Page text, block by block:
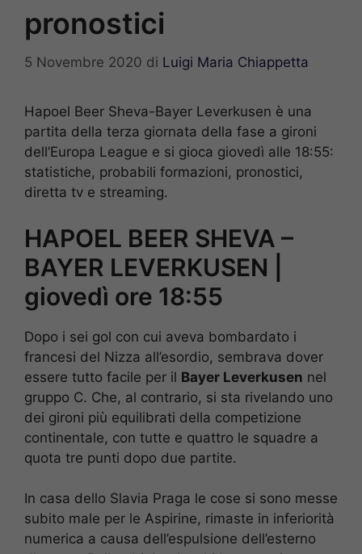
pronostici
5 Novembre 2020 di Luigi Maria Chiappetta
Hapoel Beer Sheva-Bayer Leverkusen è una
partita della terza giornata della fase a gironi
dell’Europa League e si gioca giovedì alle 18:55:
statistiche, probabili formazioni, pronostici,
diretta tv e streaming.
HAPOEL BEER SHEVA –
BAYER LEVERKUSEN |
giovedì ore 18:55
Dopo i sei gol con cui aveva bombardato i
francesi del Nizza all’esordio, sembrava dover
essere tutto facile per il Bayer Leverkusen nel
gruppo C. Che, al contrario, si sta rivelando uno
dei gironi più equilibrati della competizione
continentale, con tutte e quattro le squadre a
quota tre punti dopo due partite.
In casa dello Slavia Praga le cose si sono messe
subito male per le Aspirine, rimaste in inferiorità
numerica a causa dell’espulsione dell’esterno